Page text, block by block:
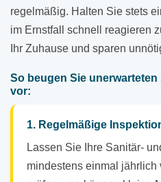
regelmäßig. Halten Sie stets
im Ernstfall schnell reagieren
Ihr Zuhause und sparen
So beugen Sie
vor:
1. Regelmäßige
Lassen Sie Ihre Sanitär-
mindestens einmal jährlich